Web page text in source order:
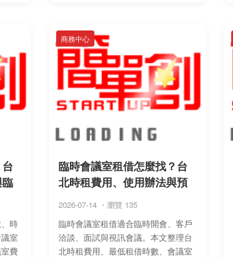
時
室
費
商務中心
臨時會議室租借怎麼找？台
北時租費用、使用辦法與預
2026-07-14 ・瀏覽 135
臨時會議室租借適合臨時開會、客戶
洽談、面試與視訊會議。本文整理台
北時租費用、最低租借時數、會議室